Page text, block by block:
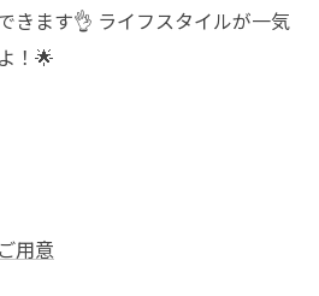
きます👌 ライフスタイルが一気
！🌟
用意